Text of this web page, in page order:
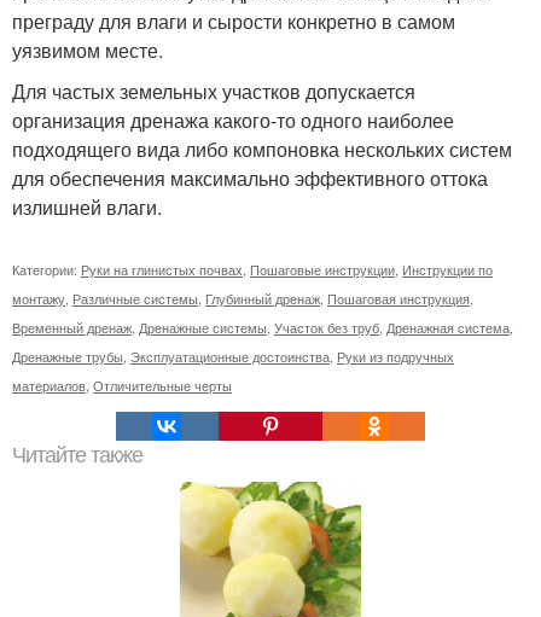
преграду для влаги и сырости конкретно в самом
уязвимом месте.
Для частых земельных участков допускается
организация дренажа какого-то одного наиболее
подходящего вида либо компоновка нескольких систем
для обеспечения максимально эффективного оттока
излишней влаги.
Категории: Руки на глинистых почвах Пошаговые инструкции Инструкции по
монтажу Различные системы Глубинный дренаж Пошаговая инструкция
Временный дренаж Дренажные системы Участок без труб Дренажная система
Дренажные трубы Эксплуатационные достоинства Руки из подручных
материалов Отличительные черты
Читайте также